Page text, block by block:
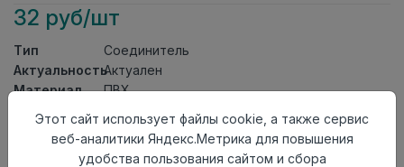
32 руб/шт
Тип
Соединитель
АктуальностьАктуален
Материал
ПВХ
Осталось186 шт
Добавить в корзину
Этот сайт использует файлы cookie, а также сервис
веб-аналитики Яндекс.Метрика для повышения
удобства пользования сайтом и сбора